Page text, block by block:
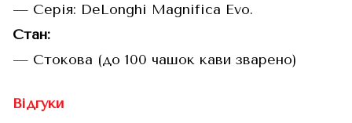
— Серія: DeLonghi Magnifica Evo.
Стан:
— Стокова (до 100 чашок кави зварено)
Відгуки